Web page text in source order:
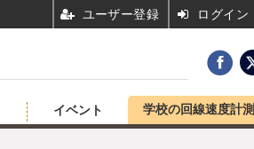
イベント 学校の回線速度計測
ユーザー登録 ログイン